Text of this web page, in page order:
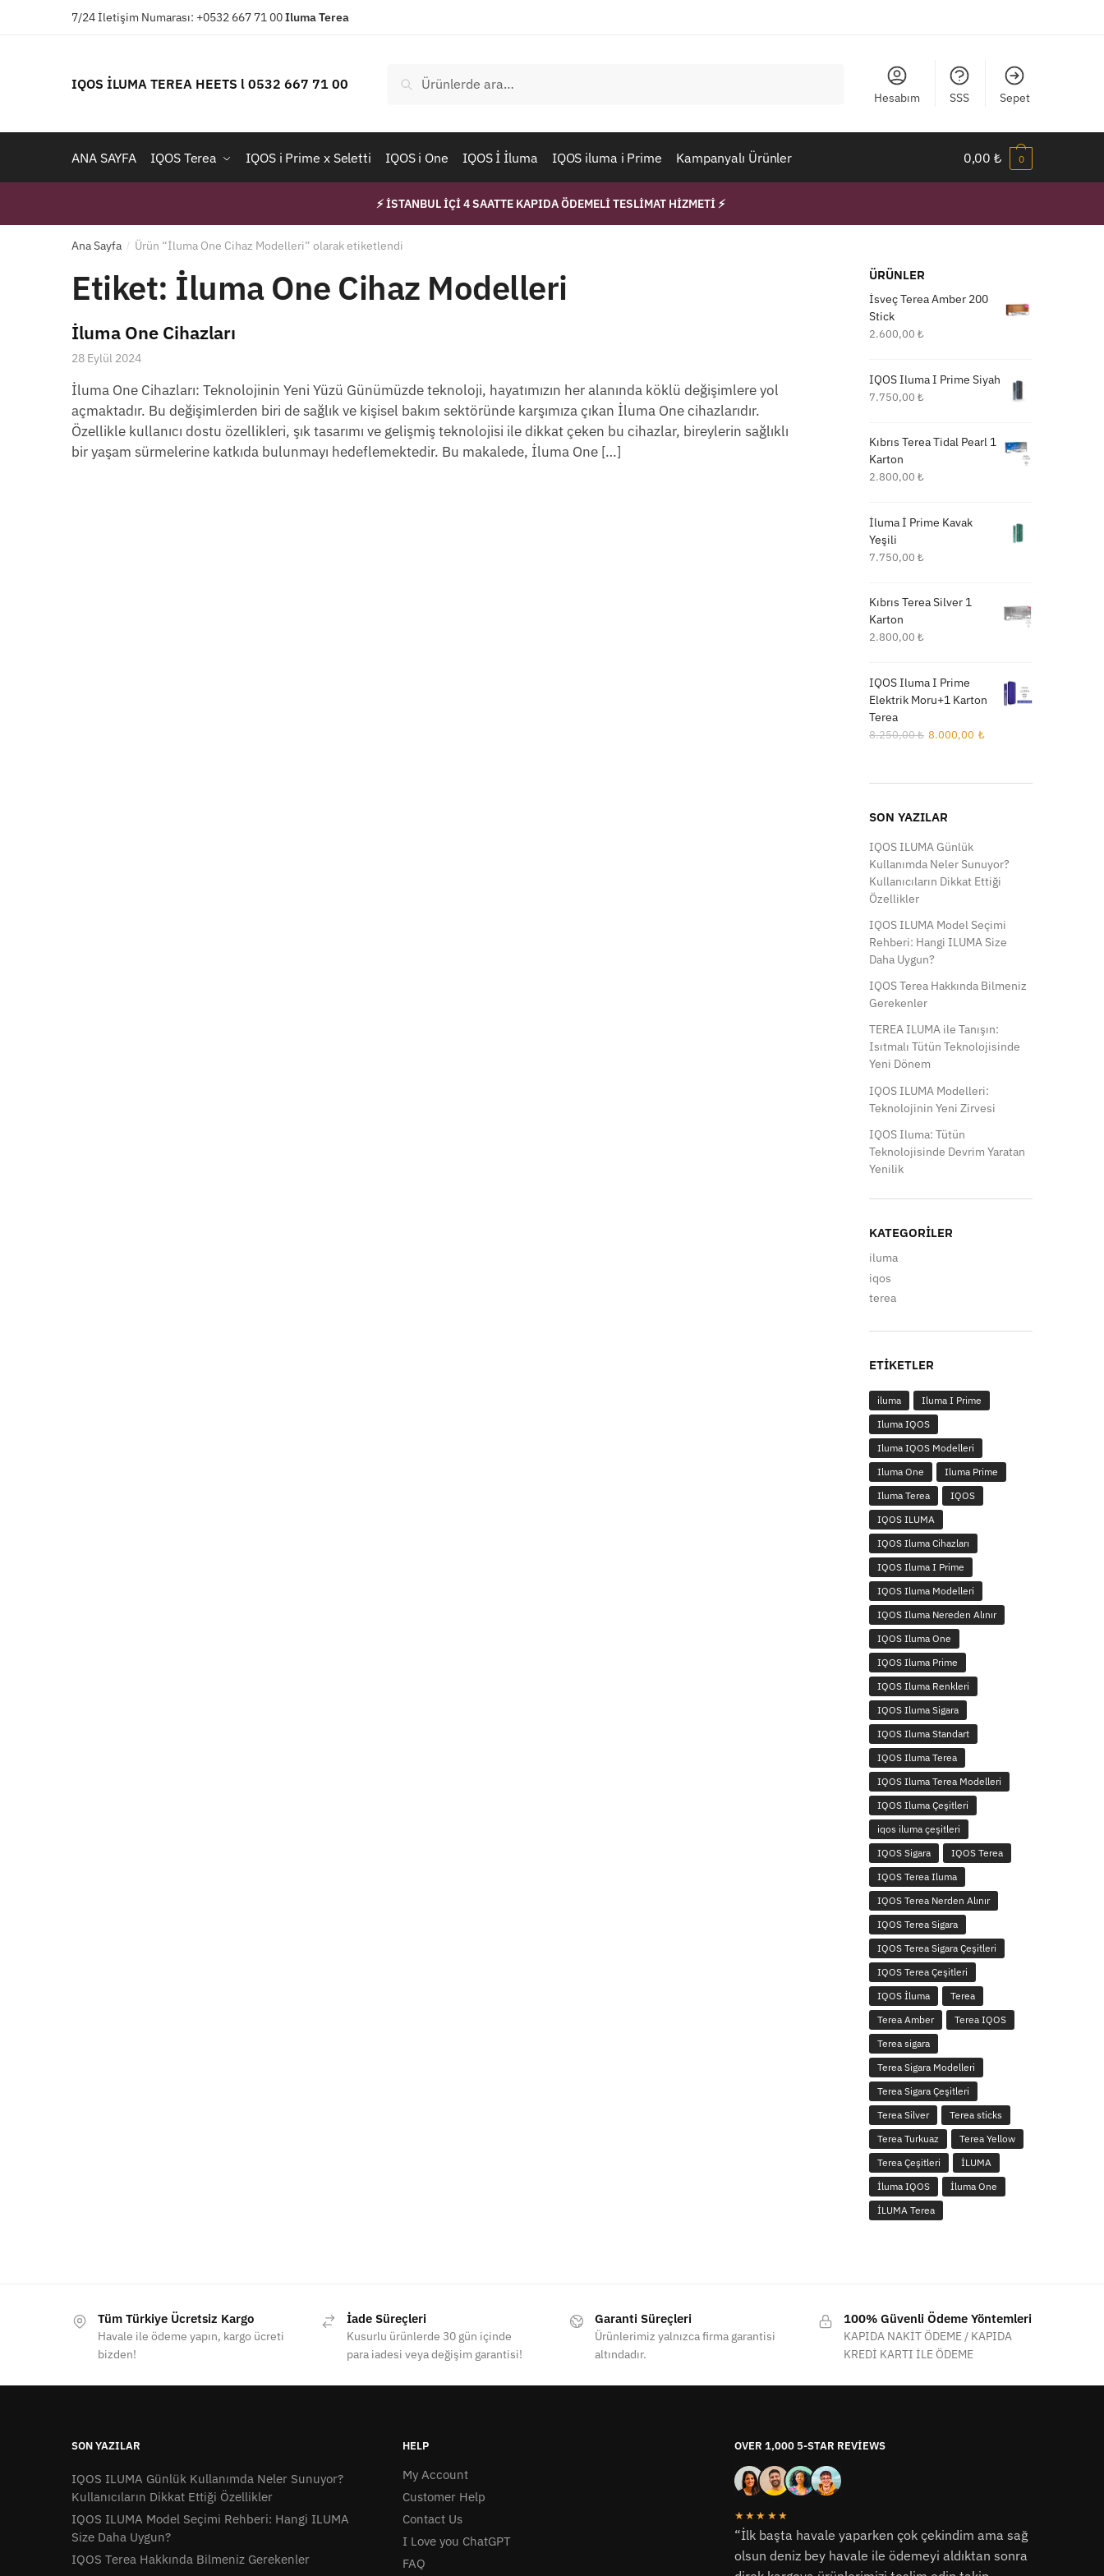
7/24 İletişim Numarası: +0532 667 71 00IlumaTerea
IQOS İLUMA TEREA HEETS l 0532 667 71 00 Ara
Hesabım SSS Sepet
ANA SAYFA IQOS Terea IQOS i Prime x Seletti IQOS i One IQOS İ İluma IQOS iluma i Prime Kampanyalı Ürünler 0,00₺ 0
⚡ İSTANBUL İÇİ 4 SAATTE KAPIDA ÖDEMELİ TESLİMAT HİZMETİ ⚡
Ana Sayfa / Ürün “İluma One Cihaz Modelleri” olarak etiketlendi
Etiket: İluma One Cihaz Modelleri
İluma One Cihazları
28 Eylül 2024
İluma One Cihazları: Teknolojinin Yeni Yüzü Günümüzde teknoloji, hayatımızın her alanında köklü değişimlere yol
açmaktadır. Bu değişimlerden biri de sağlık ve kişisel bakım sektöründe karşımıza çıkan İluma One cihazlarıdır.
Özellikle kullanıcı dostu özellikleri, şık tasarımı ve gelişmiş teknolojisi ile dikkat çeken bu cihazlar, bireylerin sağlıklı
bir yaşam sürmelerine katkıda bulunmayı hedeflemektedir. Bu makalede, İluma One […]
ÜRÜNLER
İsveç Terea Amber 200
Stick
2.600,00₺
IQOS Iluma I Prime Siyah
7.750,00₺
Kıbrıs Terea Tidal Pearl 1
Karton
2.800,00₺
İluma İ Prime Kavak
Yeşili
7.750,00₺
Kıbrıs Terea Silver 1
Karton
2.800,00₺
IQOS Iluma I Prime
Elektrik Moru+1 Karton
Terea
8.250,00₺ Orijinal
8.000,00 ₺Şu
8.000,00 ₺.
SON YAZILAR
IQOS ILUMA Günlük
Kullanımda Neler Sunuyor?
Kullanıcıların Dikkat Ettiği
Özellikler
IQOS ILUMA Model Seçimi
Rehberi: Hangi ILUMA Size
Daha Uygun?
IQOS Terea Hakkında Bilmeniz
Gerekenler
TEREA ILUMA ile Tanışın:
Isıtmalı Tütün Teknolojisinde
Yeni Dönem
IQOS ILUMA Modelleri:
Teknolojinin Yeni Zirvesi
IQOS Iluma: Tütün
Teknolojisinde Devrim Yaratan
Yenilik
KATEGORILER
iluma
iqos
terea
ETIKETLER
iluma
Iluma I Prime
Iluma IQOS
Iluma IQOS Modelleri
Iluma One
Iluma Prime
Iluma Terea
IQOS
IQOS ILUMA
IQOS Iluma Cihazları
IQOS Iluma I Prime
IQOS Iluma Modelleri
IQOS Iluma Nereden Alınır
IQOS Iluma One
IQOS Iluma Prime
IQOS Iluma Renkleri
IQOS Iluma Sigara
IQOS Iluma Standart
IQOS Iluma Terea
IQOS Iluma Terea Modelleri
IQOS Iluma Çeşitleri
iqos iluma çeşitleri
IQOS Sigara
IQOS Terea
IQOS Terea Iluma
IQOS Terea Nerden Alınır
IQOS Terea Sigara
IQOS Terea Sigara Çeşitleri
IQOS Terea Çeşitleri
IQOS İluma
Terea
Terea Amber
Terea IQOS
Terea sigara
Terea Sigara Modelleri
Terea Sigara Çeşitleri
Terea Silver
Terea sticks
Terea Turkuaz
Terea Yellow
Terea Çeşitleri
İLUMA
İluma IQOS
İluma One
İLUMA Terea
Tüm Türkiye Ücretsiz Kargo
Havale ile ödeme yapın, kargo ücreti
bizden!
İade Süreçleri
Kusurlu ürünlerde 30 gün içinde
para iadesi veya değişim garantisi!
Garanti Süreçleri
Ürünlerimiz yalnızca firma garantisi
altındadır.
100% Güvenli Ödeme Yöntemleri
KAPIDA NAKİT ÖDEME / KAPIDA
KREDİ KARTI İLE ÖDEME
SON YAZILAR
IQOS ILUMA Günlük Kullanımda Neler Sunuyor?
Kullanıcıların Dikkat Ettiği Özellikler
IQOS ILUMA Model Seçimi Rehberi: Hangi ILUMA
Size Daha Uygun?
IQOS Terea Hakkında Bilmeniz Gerekenler
HELP
My Account
Customer Help
Contact Us
I Love you ChatGPT
FAQ
OVER 1,000 5-STAR REVIEWS
★★★★★
“İlk başta havale yaparken çok çekindim ama sağ
olsun deniz bey havale ile ödemeyi aldıktan sonra